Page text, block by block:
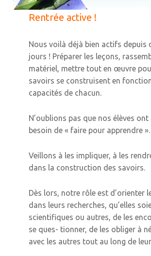
Rentrée active !
Nous voilà déjà bien actifs depuis
jours ! Préparer les leçons,
matériel, mettre tout en œuvre
savoirs se construisent en
capacités de chacun.
N’oublions pas que nos élèves ont
besoin de « faire pour apprendre ».
Veillons à les impliquer, à les
dans la construction des savoirs.
Dès lors, notre rôle est d’orienter
dans leurs recherches, qu’elles
scientifiques ou autres, de les
se ques- tionner, de les obliger à
avec les autres tout au long de leur